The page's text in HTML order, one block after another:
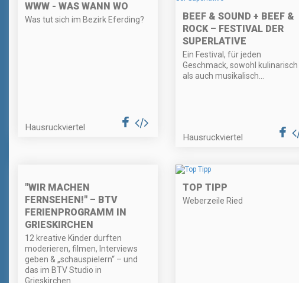
WWW - WAS WANN WO
Was tut sich im Bezirk Eferding?
Hausruckviertel
BEEF & SOUND + BEEF &
ROCK – FESTIVAL DER
SUPERLATIVE
Ein Festival, für jeden
Geschmack, sowohl kulinarisch
als auch musikalisch...
Hausruckviertel
"WIR MACHEN
FERNSEHEN!" – BTV
FERIENPROGRAMM IN
GRIESKIRCHEN
12 kreative Kinder durften
moderieren, filmen, Interviews
geben & „schauspielern“ – und
das im BTV Studio in
Grieskirchen.
TOP TIPP
Weberzeile Ried